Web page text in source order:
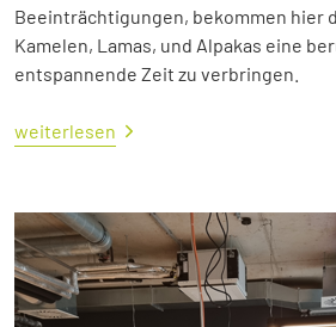
Beeinträchtigungen, bekommen hier
Kamelen, Lamas, und Alpakas eine
entspannende Zeit zu verbringen.
weiterlesen